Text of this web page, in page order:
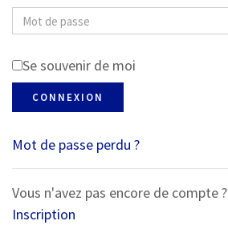
Se souvenir de moi
CONNEXION
Mot de passe perdu ?
Vous n'avez pas encore de compte ?
Inscription